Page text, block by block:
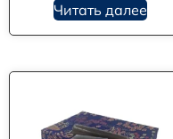
Читать далее